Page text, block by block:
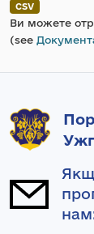
CSV
Ви можете
(see